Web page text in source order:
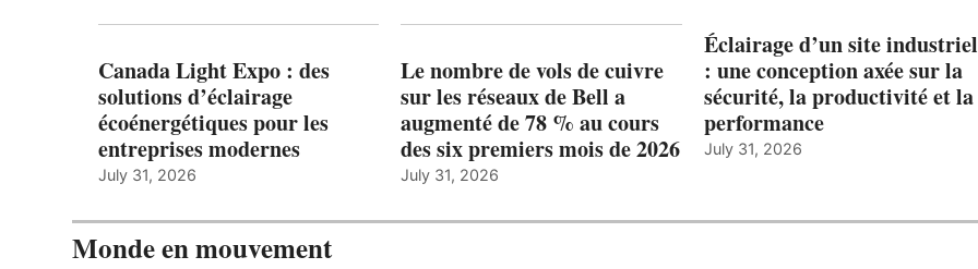
Canada Light Expo : des
solutions d’éclairage
écoénergétiques pour les
entreprises modernes
July 31, 2026
Le nombre de vols de cuivre
sur les réseaux de Bell a
augmenté de 78 % au cours
des six premiers mois de 2026
July 31, 2026
Éclairage d’un site industriel
: une conception axée sur la
sécurité, la productivité et la
performance
July 31, 2026
Monde en mouvement